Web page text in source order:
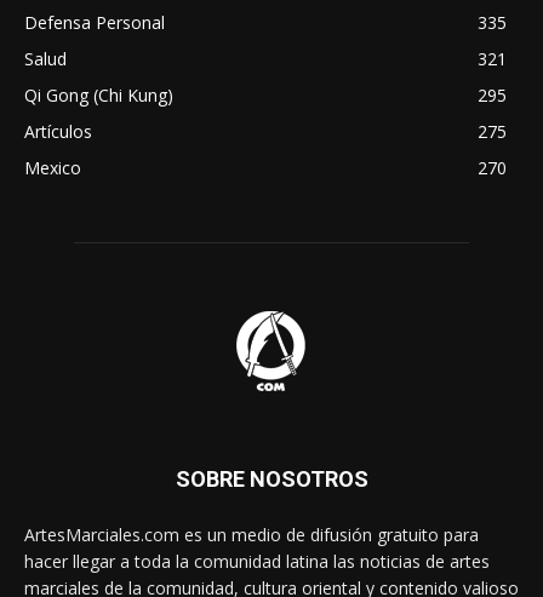
Defensa Personal
335
Salud
321
Qi Gong (Chi Kung)
295
Artículos
275
Mexico
270
SOBRE NOSOTROS
ArtesMarciales.com es un medio de difusión gratuito para
hacer llegar a toda la comunidad latina las noticias de artes
marciales de la comunidad, cultura oriental y contenido valioso